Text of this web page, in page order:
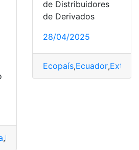
,RAV4
de Distribuidores
de Derivados
28/04/2025
Ecopaís,Ecuador,Extra